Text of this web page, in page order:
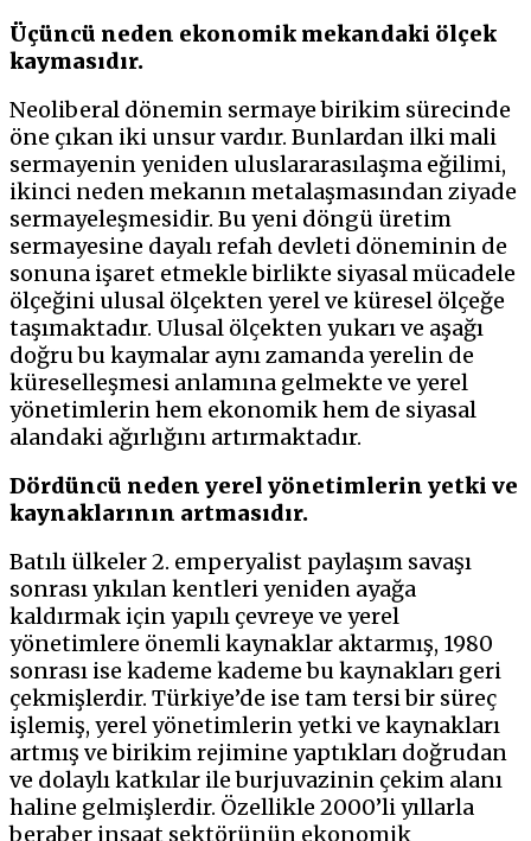
Üçüncü neden ekonomik mekandaki ölçek
kaymasıdır.
Neoliberal dönemin sermaye birikim sürecinde
öne çıkan iki unsur vardır. Bunlardan ilki mali
sermayenin yeniden uluslararasılaşma eğilimi,
ikinci neden mekanın metalaşmasından ziyade
sermayeleşmesidir. Bu yeni döngü üretim
sermayesine dayalı refah devleti döneminin de
sonuna işaret etmekle birlikte siyasal mücadele
ölçeğini ulusal ölçekten yerel ve küresel ölçeğe
taşımaktadır. Ulusal ölçekten yukarı ve aşağı
doğru bu kaymalar aynı zamanda yerelin de
küreselleşmesi anlamına gelmekte ve yerel
yönetimlerin hem ekonomik hem de siyasal
alandaki ağırlığını artırmaktadır.
Dördüncü neden yerel yönetimlerin yetki ve
kaynaklarının artmasıdır.
Batılı ülkeler 2. emperyalist paylaşım savaşı
sonrası yıkılan kentleri yeniden ayağa
kaldırmak için yapılı çevreye ve yerel
yönetimlere önemli kaynaklar aktarmış, 1980
sonrası ise kademe kademe bu kaynakları geri
çekmişlerdir. Türkiye’de ise tam tersi bir süreç
işlemiş, yerel yönetimlerin yetki ve kaynakları
artmış ve birikim rejimine yaptıkları doğrudan
ve dolaylı katkılar ile burjuvazinin çekim alanı
haline gelmişlerdir. Özellikle 2000’li yıllarla
beraber inşaat sektörünün ekonomik